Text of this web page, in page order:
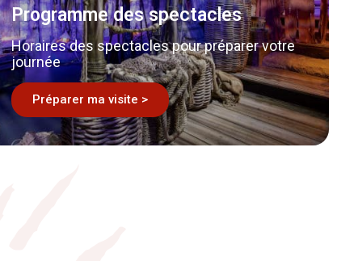
Programme des spectacles
Horaires des spectacles pour préparer votre
journée
Préparer ma visite >